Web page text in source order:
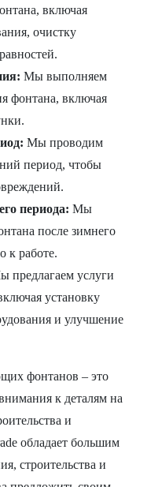
включая
очистку
Мы выполняем
фонтана, включая
Мы проводим
период, чтобы
периода: Мы
после зимнего
к работе.
предлагаем услуги
установку
и улучшение
фонтанов – это
к деталям на
и
обладает большим
строительства и